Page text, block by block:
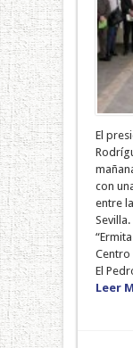
El
con
entre
Centro
El
Leer